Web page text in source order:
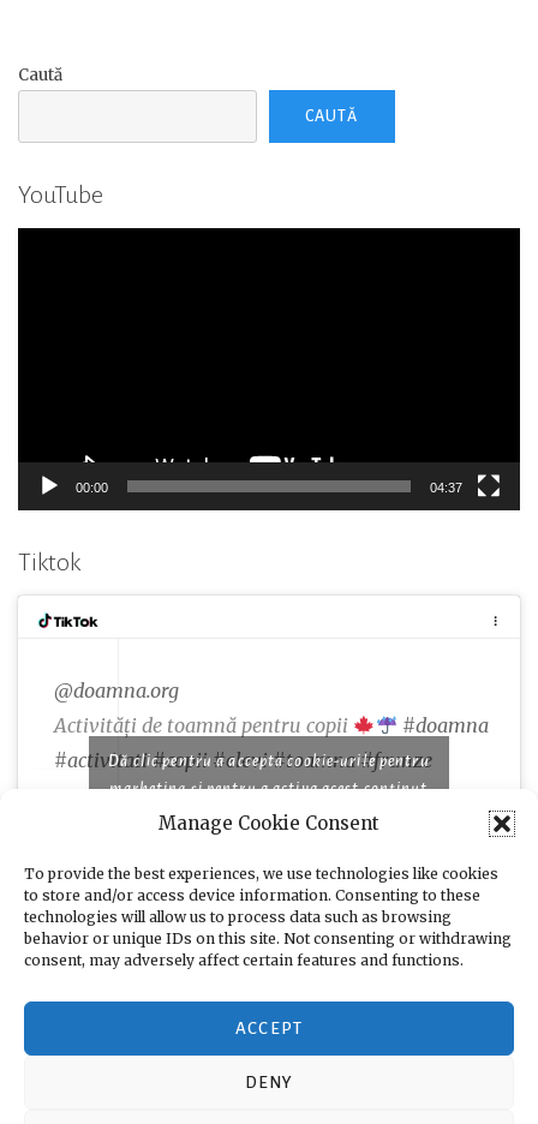
Manage Cookie Consent
To provide the best experiences, we use technologies like cookies
to store and/or access device information. Consenting to these
technologies will allow us to process data such as browsing
behavior or unique IDs on this site. Not consenting or withdrawing
consent, may adversely affect certain features and functions.
ACCEPT
DENY
Caută
CAUTĂ
YouTube
00:00 04:37
Tiktok
@doamna.org
Activități de toamnă pentru copii
#doamna
#activitati #copii #elevi #toamna #frunze
♬ Famous piano songs for comedy and cooking
Dă clic pentru a accepta cookie-urile pentru
marketing și pentru a activa acest conținut